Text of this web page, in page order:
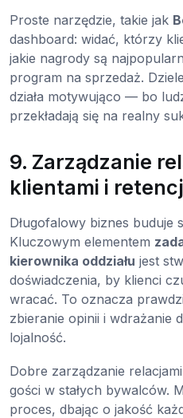
Proste narzędzie, takie jak
dashboard: widać, którzy
jakie nagrody są
program na sprzedaż.
działa motywująco — bo
przekładają się na realny
9. Zarządzanie
klientami i
Długofalowy biznes buduje
Kluczowym elementem
kierownika oddziału jest
doświadczenia, by klienci
wracać. To oznacza
zbieranie opinii i wdrażanie
lojalność.
Dobre zarządzanie
gości w stałych bywalców.
proces, dbając o jakość